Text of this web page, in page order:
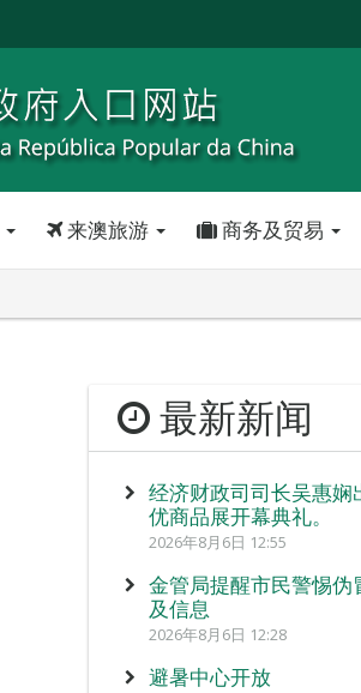
来澳旅游 商务及贸易
最新新闻
经济财政司司长吴惠娴
优商品展开幕典礼。
2026年8月6日 12:55
金管局提醒市民警惕伪
及信息
2026年8月6日 12:28
避暑中心开放